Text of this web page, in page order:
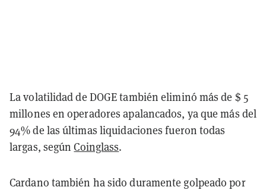
La volatilidad de DOGE también eliminó más de $ 5
millones en operadores apalancados, ya que más del
94% de las últimas liquidaciones fueron todas
largas, segúnCoinglass.
Cardano también ha sido duramente golpeado por